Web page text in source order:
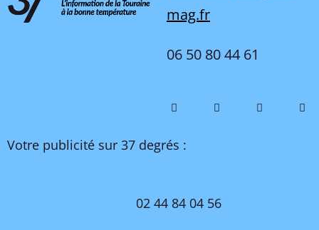
mag.fr
06 50 80 44 61
Votre publicité sur 37 degrés :
02 44 84 04 56